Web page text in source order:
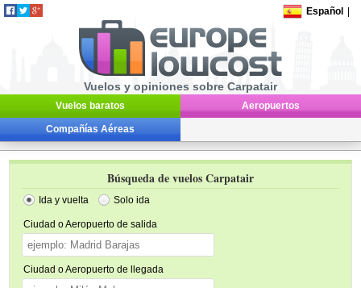
Español
Vuelos y opiniones sobre Carpatair
Vuelos baratos Aeropuertos
Compañías Aéreas
Búsqueda de vuelos Carpatair
Ida y vuelta Solo ida
Ciudad o Aeropuerto de salida
Ciudad o Aeropuerto de llegada